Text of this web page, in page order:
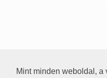
Mint minden weboldal, a